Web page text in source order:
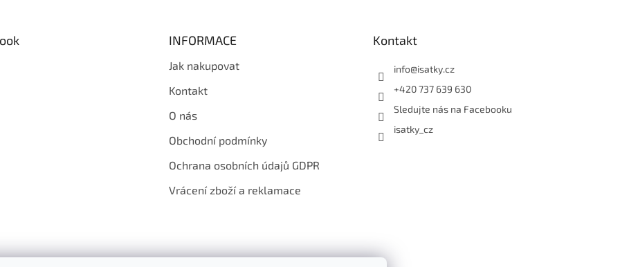
INFORMACE
Jak nakupovat
Kontakt
O nás
Obchodní podmínky
Ochrana osobních údajů GDPR
Vrácení zboží a reklamace
Kontakt
info@isatky.cz
+420 737 639 630
Sledujte nás na Facebooku
isatky_cz